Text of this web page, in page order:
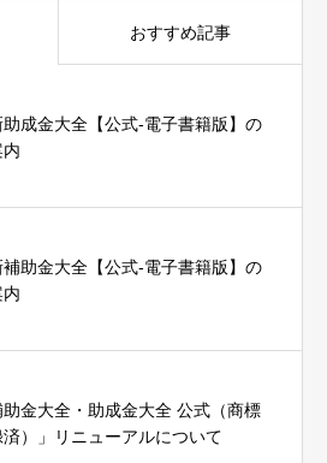
おすすめ記事
助成金大全【公式-電子書籍版】の
内
補助金大全【公式-電子書籍版】の
内
助金大全・助成金大全 公式（商標
）」リニューアルについて